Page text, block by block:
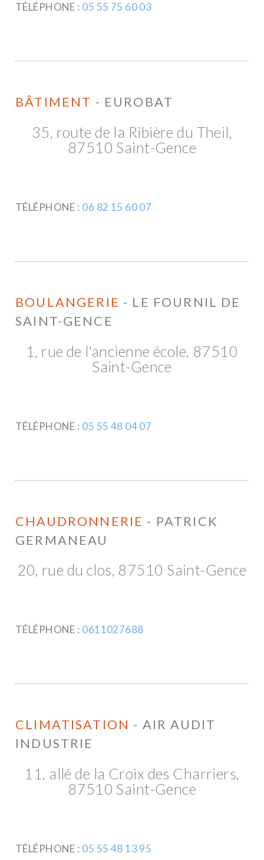
TÉLÉPHONE : 05 55 75 60 03
BÂTIMENT - EUROBAT
35, route de la Ribière du Theil,
87510 Saint-Gence
TÉLÉPHONE : 06 82 15 60 07
BOULANGERIE - LE FOURNIL DE
SAINT-GENCE
1, rue de l'ancienne école, 87510
Saint-Gence
TÉLÉPHONE : 05 55 48 04 07
CHAUDRONNERIE - PATRICK
GERMANEAU
20, rue du clos, 87510 Saint-Gence
TÉLÉPHONE : 0611027688
CLIMATISATION - AIR AUDIT
INDUSTRIE
11, allé de la Croix des Charriers,
87510 Saint-Gence
TÉLÉPHONE : 05 55 48 13 95